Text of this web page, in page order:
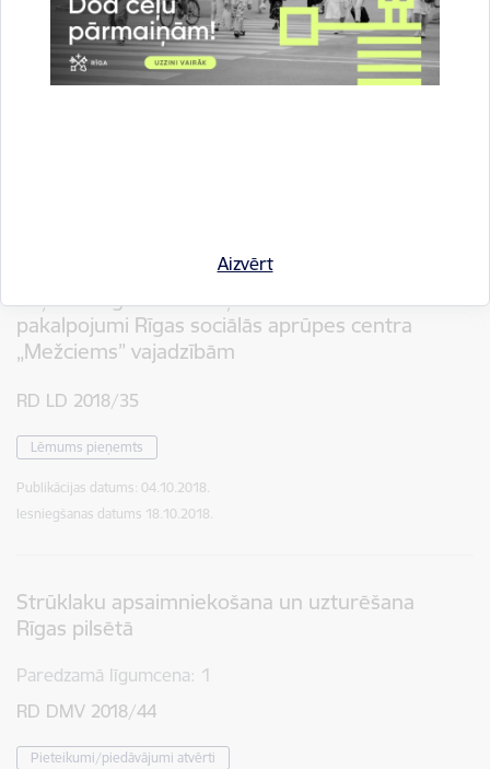
Aizvērt
Paredzamā līgumcena 5548000
RD PAD 2018/18
pakalpojumi Rīgas sociālās aprūpes centra
„Mežciems” vajadzībām
RD LD 2018/35
Lēmums pieņemts
Publikācijas datums: 04.10.2018.
Iesniegšanas datums 18.10.2018.
Strūklaku apsaimniekošana un uzturēšana
Rīgas pilsētā
Paredzamā līgumcena 1
RD DMV 2018/44
Pieteikumi/piedāvājumi atvērti